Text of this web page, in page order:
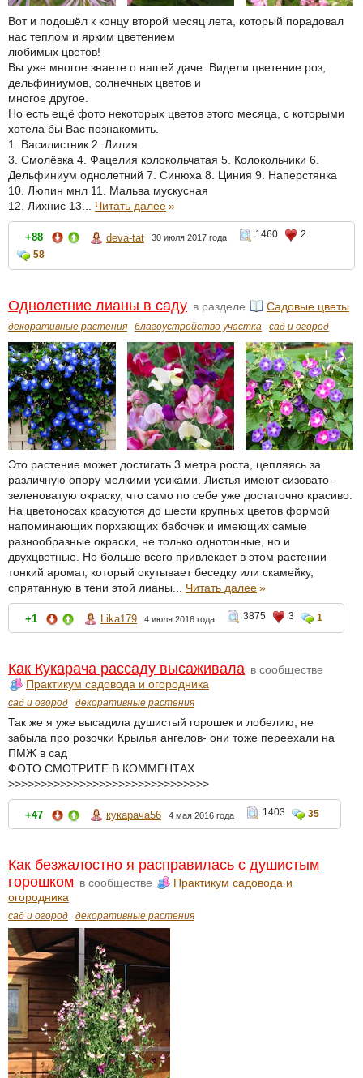
Вот и подошёл к концу второй месяц лета, который порадовал
нас теплом и ярким цветением
любимых цветов!
Вы уже многое знаете о нашей даче. Видели цветение роз,
дельфиниумов, солнечных цветов и
многое другое.
Но есть ещё фото некоторых цветов этого месяца, с которыми
хотела бы Вас познакомить.
1. Василистник 2. Лилия
3. Смолёвка 4. Фацелия колокольчатая 5. Колокольчики 6.
Дельфиниум однолетний 7. Синюха 8. Циния 9. Наперстянка
10. Люпин мнл 11. Мальва мускусная
12. Лихнис 13... Читать далее»
+88 deva-tat 30 июля 2017 года 1460
2
58
Однолетние лианы в саду в разделе Садовые цветы
декоративные растения благоустройство участка сад и огород
Это растение может достигать 3 метра роста, цепляясь за
различную опору мелкими усиками. Листья имеют сизовато-
зеленоватую окраску, что само по себе уже достаточно красиво.
На цветоносах красуются до шести крупных цветов формой
напоминающих порхающих бабочек и имеющих самые
разнообразные окраски, не только однотонные, но и
двухцветные. Но больше всего привлекает в этом растении
тонкий аромат, который окутывает беседку или скамейку,
спрятанную в тени этой лианы... Читать далее»
+1 Lika179 4 июля 2016 года 3875 3 1
Как Кукарача рассаду высаживала в сообществе
Практикум садовода и огородника
сад и огород декоративные растения
Так же я уже высадила душистый горошек и лобелию, не
забыла про розочки Крылья ангелов- они тоже переехали на
ПМЖ в сад
ФОТО СМОТРИТЕ В КОММЕНТАХ
>>>>>>>>>>>>>>>>>>>>>>>>>>>>>>>
+47 кукарача56 4 мая 2016 года 1403 35
Как безжалостно я расправилась с душистым
горошком в сообществе
Практикум садовода и
огородника
сад и огород декоративные растения